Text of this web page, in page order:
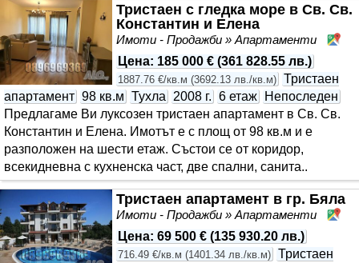
Тристаен с гледка море в Св. Св.
Константин и Елена
Имоти - Продажби » Апартаменти
Цена: 185 000 € (361 828.55 лв.)
1887.76 €/кв.м (3692.13 лв./кв.м) Тристаен
апартамент 98 кв.м Тухла 2008 г. 6 етаж
Непоследен
Предлагаме Ви луксозен тристаен апартамент в Св. Св.
Константин и Елена. Имотът е с площ от 98 кв.м и е
разположен на шести етаж. Състои се от коридор,
всекидневна с кухненска част, две спални, санита..
Тристаен апартамент в гр. Бяла
Имоти - Продажби » Апартаменти
Цена: 69 500 € (135 930.20 лв.)
716.49 €/кв.м (1401.34 лв./кв.м) Тристаен